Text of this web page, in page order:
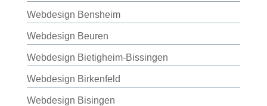
Webdesign Bensheim
Webdesign Beuren
Webdesign Bietigheim-Bissingen
Webdesign Birkenfeld
Webdesign Bisingen